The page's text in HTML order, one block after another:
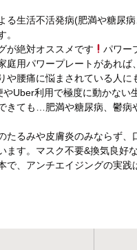
る生活不活発病(肥満や糖尿
が絶対オススメです
パワー
庭用パワープレートがあれ
腰痛に悩まされている人に
Uber利用で極度に動かない
きても…肥満や糖尿病、鬱病
たるみや皮膚炎のみならず
ます。マスク不要&換気良好
で、アンチエイジングの実